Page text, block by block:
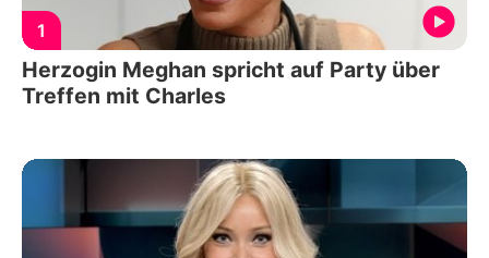
1
Herzogin Meghan spricht auf Party über
Treffen mit Charles